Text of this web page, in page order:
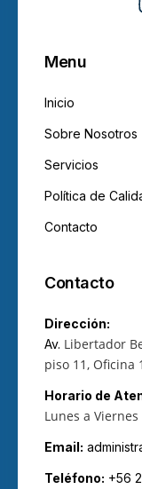
Menu
Inicio
Sobre Nosotros
Servicios
Política de
Contacto
Contacto
Dirección:
Av. Libertador
piso 11, Oficina
Horario de
Lunes a
Email:
Teléfono: +56